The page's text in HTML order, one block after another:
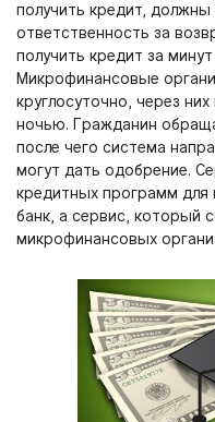
получить кредит,
ответственность за
получить кредит за
Микрофинансовые
круглосуточно, через
ночью. Гражданин
после чего система
могут дать одобрение.
кредитных программ для
банк, а сервис, который
микрофинансовых